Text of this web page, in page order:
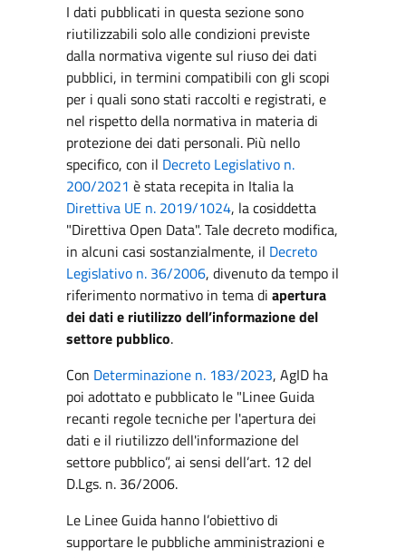
I dati pubblicati in questa sezione sono
riutilizzabili solo alle condizioni previste
dalla normativa vigente sul riuso dei dati
pubblici, in termini compatibili con gli scopi
per i quali sono stati raccolti e registrati, e
nel rispetto della normativa in materia di
protezione dei dati personali. Più nello
specifico, con il Decreto Legislativo n.
200/2021 è stata recepita in Italia la
Direttiva UE n. 2019/1024, la cosiddetta
"Direttiva Open Data". Tale decreto modifica,
in alcuni casi sostanzialmente, il Decreto
Legislativo n. 36/2006, divenuto da tempo il
riferimento normativo in tema diapertura
dei dati e riutilizzo dell’informazione del
settore pubblico.
Con Determinazione n. 183/2023, AgID ha
poi adottato e pubblicato le "Linee Guida
recanti regole tecniche per l'apertura dei
dati e il riutilizzo dell'informazione del
settore pubblico”, ai sensi dell’art. 12 del
D.Lgs. n. 36/2006.
Le Linee Guida hanno l’obiettivo di
supportare le pubbliche amministrazioni e